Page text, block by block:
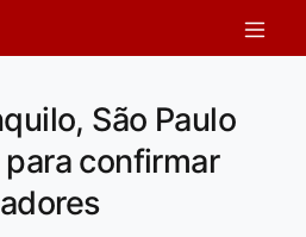
São Paulo
confirmar